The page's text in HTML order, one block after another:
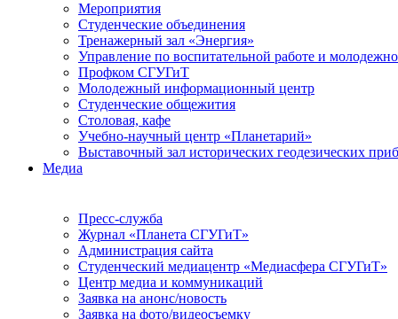
Мероприятия
Студенческие объединения
Тренажерный зал «Энергия»
Управление по воспитательной работе и
Профком СГУГиТ
Молодежный информационный центр
Студенческие общежития
Столовая, кафе
Учебно-научный центр «Планетарий»
Выставочный зал исторических геодезических
Медиа
Пресс-служба
Журнал «Планета СГУГиТ»
Администрация сайта
Студенческий медиацентр «Медиасфера СГУГиТ»
Центр медиа и коммуникаций
Заявка на анонс/новость
Заявка на фото/видеосъемку